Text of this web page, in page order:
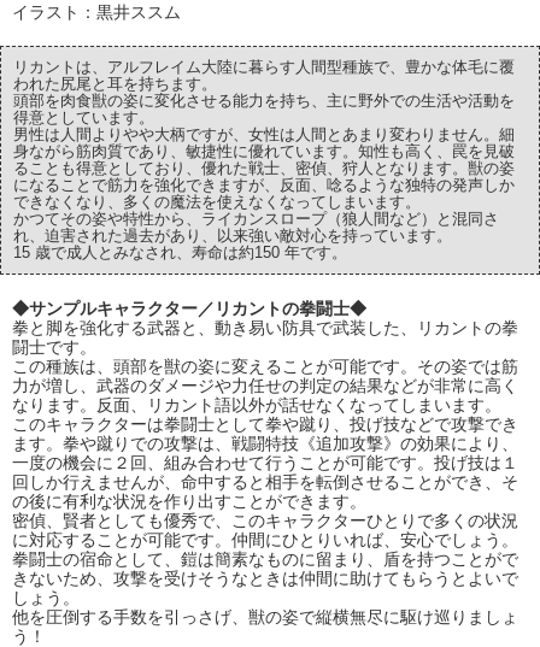
イラスト：黒井ススム
リカントは、アルフレイム大陸に暮らす人間型種族で、豊かな体毛に覆
われた尻尾と耳を持ちます。
頭部を肉食獣の姿に変化させる能力を持ち、主に野外での生活や活動を
得意としています。
男性は人間よりやや大柄ですが、女性は人間とあまり変わりません。細
身ながら筋肉質であり、敏捷性に優れています。知性も高く、罠を見破
ることも得意としており、優れた戦士、密偵、狩人となります。獣の姿
になることで筋力を強化できますが、反面、唸るような独特の発声しか
できなくなり、多くの魔法を使えなくなってしまいます。
かつてその姿や特性から、ライカンスロープ（狼人間など）と混同さ
れ、迫害された過去があり、以来強い敵対心を持っています。
15 歳で成人とみなされ、寿命は約150 年です。
◆サンプルキャラクター／リカントの拳闘士◆
拳と脚を強化する武器と、動き易い防具で武装した、リカントの拳
闘士です。
この種族は、頭部を獣の姿に変えることが可能です。その姿では筋
力が増し、武器のダメージや力任せの判定の結果などが非常に高く
なります。反面、リカント語以外が話せなくなってしまいます。
このキャラクターは拳闘士として拳や蹴り、投げ技などで攻撃でき
ます。拳や蹴りでの攻撃は、戦闘特技《追加攻撃》の効果により、
一度の機会に２回、組み合わせて行うことが可能です。投げ技は１
回しか行えませんが、命中すると相手を転倒させることができ、そ
の後に有利な状況を作り出すことができます。
密偵、賢者としても優秀で、このキャラクターひとりで多くの状況
に対応することが可能です。仲間にひとりいれば、安心でしょう。
拳闘士の宿命として、鎧は簡素なものに留まり、盾を持つことがで
きないため、攻撃を受けそうなときは仲間に助けてもらうとよいで
しょう。
他を圧倒する手数を引っさげ、獣の姿で縦横無尽に駆け巡りましょ
う！